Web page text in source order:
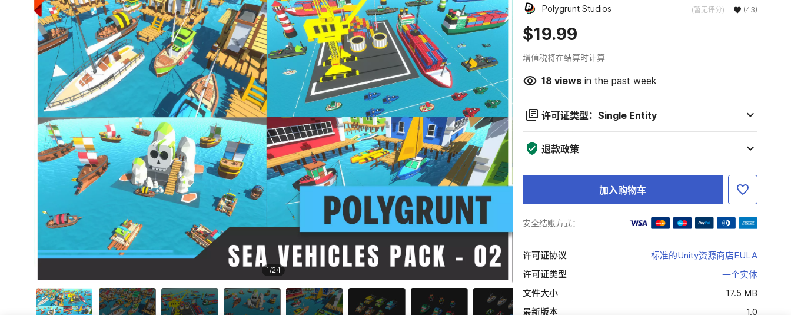
1/24
Polygrunt Studios (暂无评分) (43)
$19.99
增值税将在结算时计算
18 viewsin the past week
许可证类型：Single Entity
退款政策
加入购物车
安全结账方式：
许可证协议
标准的Unity资源商店EULA
许可证类型
一个实体
文件大小
17.5 MB
最新版本
1.0